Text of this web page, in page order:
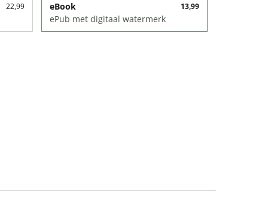
22,99 eBook 13,99
ePub met digitaal watermerk